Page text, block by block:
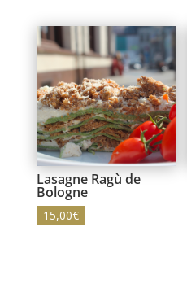
Lasagne Ragù de
Bologne
15,00€